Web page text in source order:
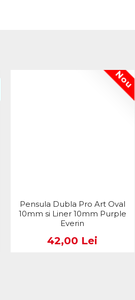
Nou
Pensula Dubla Pro Art Oval
10mm si Liner 10mm Purple
Everin
42,00 Lei